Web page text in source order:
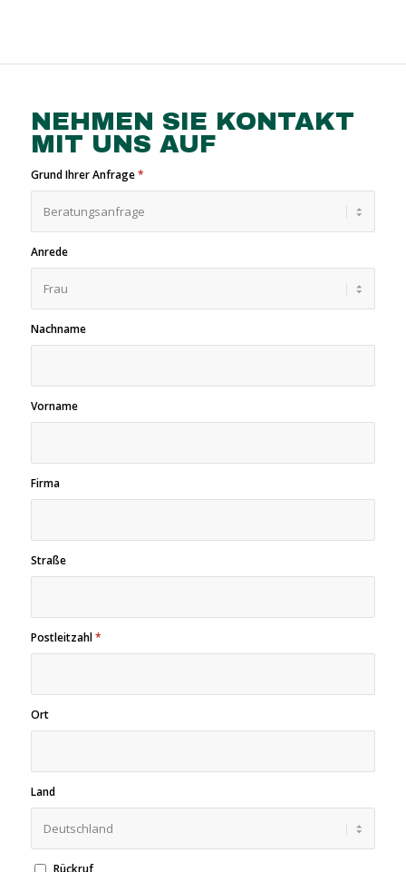
NEHMEN SIE KONTAKT
MIT UNS AUF
Grund Ihrer Anfrage*
Anrede
Nachname
Vorname
Firma
Straße
Postleitzahl*
Ort
Land
Rückruf